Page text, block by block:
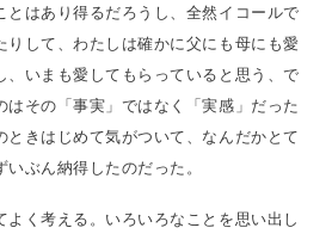
とはあり得るだろうし、全然イコールで
りして、わたしは確かに父にも母にも愛
、いまも愛してもらっていると思う、で
はその「事実」ではなく「実感」だった
ときはじめて気がついて、なんだかとて
ぶん納得したのだった。
よく考える。いろいろなことを思い出し